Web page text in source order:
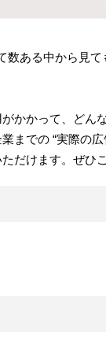
数ある中から見
かかって、どん
までの “実際の
だけます。ぜひ